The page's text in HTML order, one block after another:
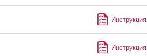
Инструкция
Инструкция